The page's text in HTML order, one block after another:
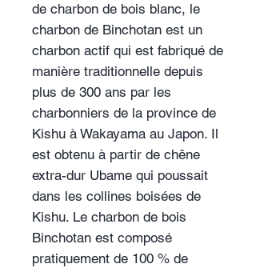
de charbon de bois blanc, le
charbon de Binchotan est un
charbon actif qui est fabriqué de
manière traditionnelle depuis
plus de 300 ans par les
charbonniers de la province de
Kishu à Wakayama au Japon. Il
est obtenu à partir de chêne
extra-dur Ubame qui poussait
dans les collines boisées de
Kishu. Le charbon de bois
Binchotan est composé
pratiquement de 100 % de